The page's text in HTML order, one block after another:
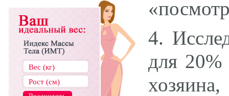
4.
для 20%